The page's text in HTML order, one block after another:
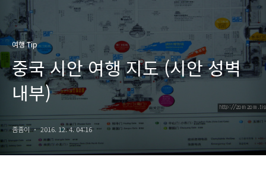
여행 Tip
중국 시안 여행 지도 (시안 성벽
내부)
좀좀이 2016. 12. 4. 04:16